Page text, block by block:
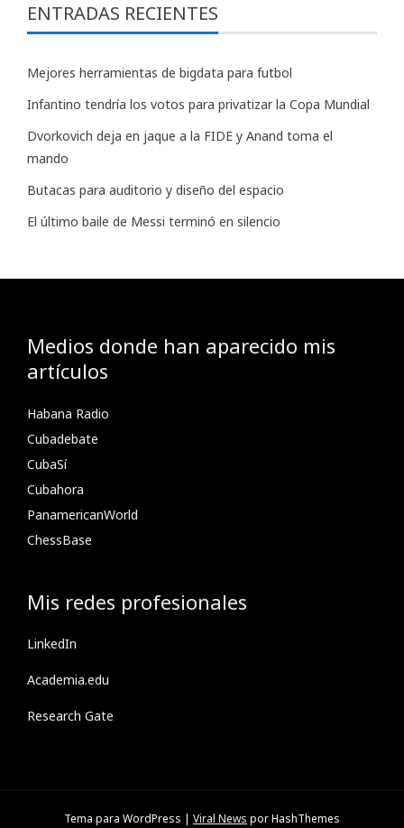
ENTRADAS RECIENTES
Mejores herramientas de bigdata para futbol
Infantino tendría los votos para privatizar la Copa Mundial
Dvorkovich deja en jaque a la FIDE y Anand toma el
mando
Butacas para auditorio y diseño del espacio
El último baile de Messi terminó en silencio
Medios donde han aparecido mis
artículos
Habana Radio
Cubadebate
CubaSí
Cubahora
PanamericanWorld
ChessBase
Mis redes profesionales
LinkedIn
Academia.edu
Research Gate
Tema para WordPress | Viral News por HashThemes